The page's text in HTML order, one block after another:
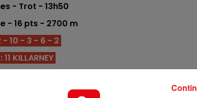
LES APRÈS-MIDI QUI CHANTENT
- Trot - 13h50
- 16 pts - 2700 m
- 10 - 3 - 6 - 2
KILLARNEY
ses adversaires sur place le 20/01 dans un
a encore la marge pour s'imposer.